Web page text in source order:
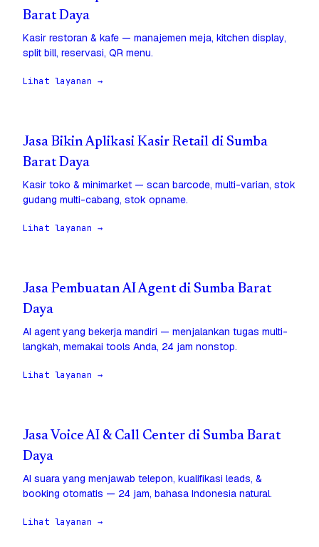
Barat Daya
Kasir restoran & kafe — manajemen meja, kitchen display,
split bill, reservasi, QR menu.
Lihat layanan →
Jasa Bikin Aplikasi Kasir Retail di Sumba
Barat Daya
Kasir toko & minimarket — scan barcode, multi-varian, stok
gudang multi-cabang, stok opname.
Lihat layanan →
Jasa Pembuatan AI Agent di Sumba Barat
Daya
AI agent yang bekerja mandiri — menjalankan tugas multi-
langkah, memakai tools Anda, 24 jam nonstop.
Lihat layanan →
Jasa Voice AI & Call Center di Sumba Barat
Daya
AI suara yang menjawab telepon, kualifikasi leads, &
booking otomatis — 24 jam, bahasa Indonesia natural.
Lihat layanan →